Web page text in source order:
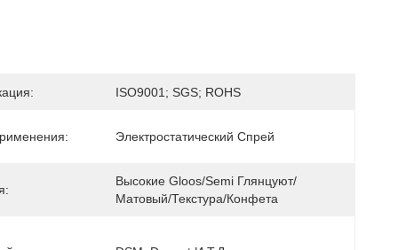
ISO9001; SGS; ROHS
Электростатический Спрей
Высокие Gloos/semi Глянцуют/
Матовый/текстура/конфета